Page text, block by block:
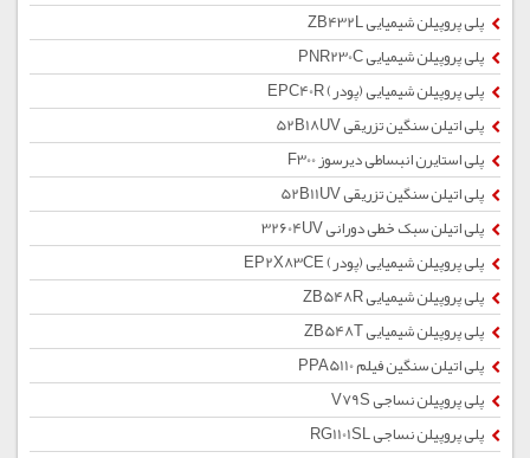
پلی پروپیلن شیمیایی ZB432L
پلی پروپیلن شیمیایی PNR230C
پلی پروپیلن شیمیایی (پودر) EPC40R
پلی اتیلن سنگین تزریقی 52B18UV
پلی استایرن انبساطی دیرسوز F300
پلی اتیلن سنگین تزریقی 52B11UV
پلی اتیلن سبک خطی دورانی 32604UV
پلی پروپیلن شیمیایی (پودر) EP2X83CE
پلی پروپیلن شیمیایی ZB548R
پلی پروپیلن شیمیایی ZB548T
پلی اتیلن سنگین فیلم PPA5110
پلی پروپیلن نساجی V79S
پلی پروپیلن نساجی RG1101SL